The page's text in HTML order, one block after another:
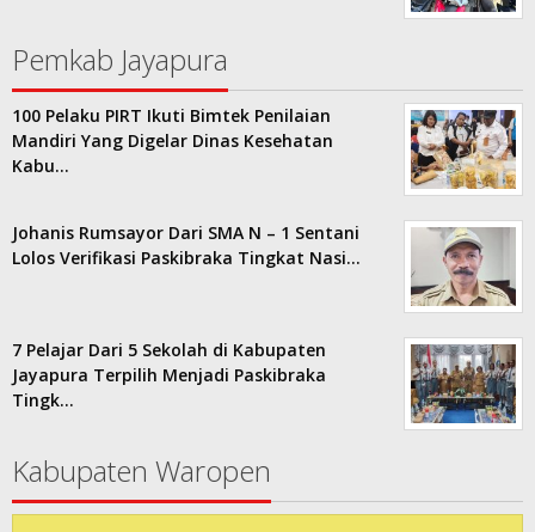
Pemkab Jayapura
100 Pelaku PIRT Ikuti Bimtek Penilaian
Mandiri Yang Digelar Dinas Kesehatan
Kabu…
Johanis Rumsayor Dari SMA N – 1 Sentani
Lolos Verifikasi Paskibraka Tingkat Nasi…
7 Pelajar Dari 5 Sekolah di Kabupaten
Jayapura Terpilih Menjadi Paskibraka
Tingk…
Kabupaten Waropen